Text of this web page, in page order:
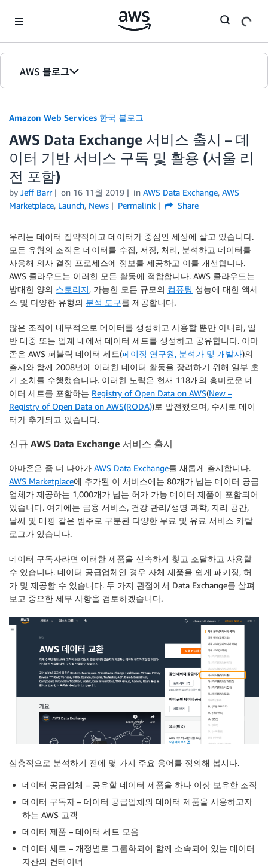
AWS 블로그
홈
에디션
Amazon Web Services 한국 블로그
AWS Data Exchange 서비스 출시 – 데
이터 기반 서비스 구독 및 활용 (서울 리
전 포함)
by Jeff Barr on 16 11월 2019 in AWS Data Exchange, AWS
Marketplace, Launch, News Permalink Share
우리는 데이터 집약적이고 데이터가 중심인 세상에 살고 있습니다.
모든 유형의 조직은 데이터를 수집, 저장, 처리, 분석하고 데이터를
사용해 의사 결정 프로세스에 정보를 제공하고 이를 개선합니다.
AWS 클라우드는 이러한 모든 활동에 적합합니다. AWS 클라우드는
방대한 양의 스토리지, 가능한 모든 규모의 컴퓨팅 성능에 대한 액세
스 및 다양한 유형의 분석 도구를 제공합니다.
많은 조직이 내부적으로 데이터를 생성하고 사용할 뿐만 아니라, 일
반 대중 또는 업계 내에서 데이터 세트를 생성하고 공유합니다. 아마
존은 AWS 퍼블릭 데이터 세트(페이징 연구원, 분석가 및 개발자)의
출시와 함께 2008년에 이러한 데이터 활동을 장려하기 위해 일부 초
기 조치를 수행했습니다. 이러한 노력은 현재 118개의 흥미로운 데
이터 세트를 포함하는 Registry of Open Data on AWS(New –
Registry of Open Data on AWS(RODA))로 발전했으며, 수시로 데이
터가 추가되고 있습니다.
신규 AWS Data Exchange 서비스 출시
아마존은 좀 더 나아가 AWS Data Exchange를 새롭게 출시합니다.
AWS Marketplace에 추가된 이 서비스에는 80개가 넘는 데이터 공급
업체가 제공하는 1,000개가 넘는 허가 가능 데이터 제품이 포함되어
있습니다. 여기에는 금융 서비스, 건강 관리/생명 과학, 지리 공간,
날씨 및 매핑 같은 범주로 구분된 다양한 무료 및 유료 서비스 카탈
로그가 있습니다.
데이터 구독자라면 이러한 제품을 신속하게 찾고 조달하고 사용할
수 있습니다. 데이터 공급업체인 경우 자체 제품을 쉽게 패키징, 허
가 및 제공할 수 있습니다. 두 가지 관점에서 Data Exchange를 살펴
보고 중요한 세부 사항을 검토하겠습니다.
심층적으로 분석하기 전에 몇 가지 주요 용어를 정의해 봅시다.
데이터 공급업체 – 공유할 데이터 제품을 하나 이상 보유한 조직
데이터 구독자 – 데이터 공급업체의 데이터 제품을 사용하고자
하는 AWS 고객
데이터 제품 – 데이터 세트 모음
데이터 세트 – 개정별로 그룹화되어 함께 소속되어 있는 데이터
자산의 컨테이너